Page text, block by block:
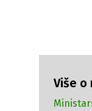
Više o